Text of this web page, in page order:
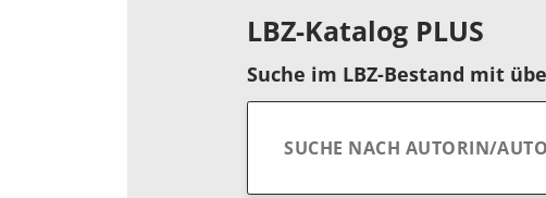
LBZ-Katalog PLUS
Suche im LBZ-Bestand mit